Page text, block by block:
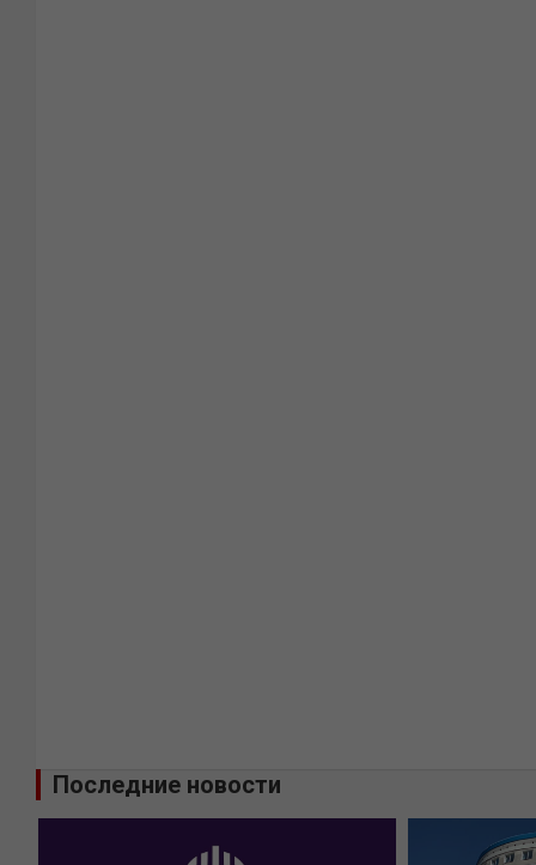
Последние новости